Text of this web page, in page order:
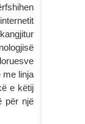
me linja
e këtij
për një